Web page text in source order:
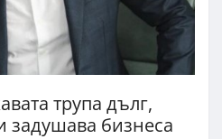
трупа дълг,
задушава бизнеса